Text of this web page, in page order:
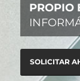
PROPIO
SOLICITAR